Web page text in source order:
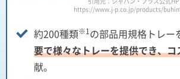
https://www.j-p.co.jp/products/
約200種類※1の部品用規格トレー
要で様々なトレーを提供でき、コ
献。